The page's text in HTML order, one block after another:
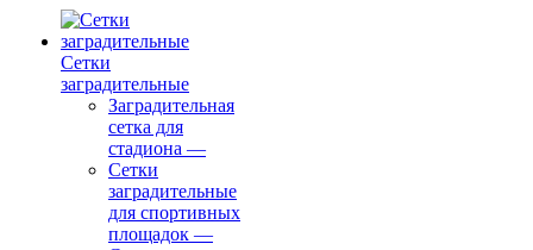
Сетки
заградительные
Заградительная
сетка для
стадиона —
Сетки
заградительные
для спортивных
площадок —